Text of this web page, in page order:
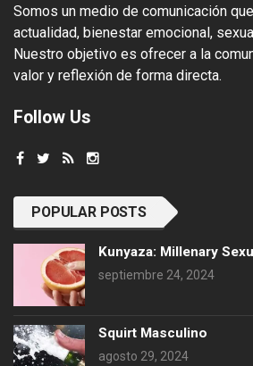
Somos un medio de comunicación
actualidad, bienestar emocional,
Nuestro objetivo es ofrecer a la
valor y reflexión de forma directa.
Follow Us
POPULAR POSTS
Kunyaza: Millenary
septiembre 24, 2024
Squirt Masculino
agosto 29, 2024